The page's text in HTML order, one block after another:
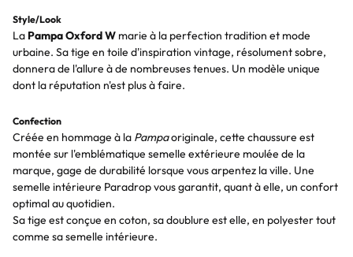
Style/Look
La PampaOxford W marie à la perfection tradition et mode
urbaine. Sa tige en toile d'inspiration vintage, résolument sobre,
donnera de l'allure à de nombreuses tenues. Un modèle unique
dont la réputation n'est plus à faire.
Confection
Créée en hommage à la Pampaoriginale, cette chaussure est
montée sur l'emblématique semelle extérieure moulée de la
marque, gage de durabilité lorsque vous arpentez la ville. Une
semelle intérieure Paradrop vous garantit, quant à elle, un confort
optimal au quotidien.
Sa tige est conçue en coton, sa doublure est elle, en polyester tout
comme sa semelle intérieure.